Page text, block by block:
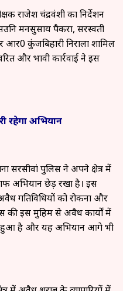
राजेश चंद्रवंशी का निर्देशन
मनसुसाय पैकरा, सरस्वती
कुंजबिहारी निराला शामिल
और प्रभावी कार्रवाई ने इस
रहेगा अभियान
सरसीवां पुलिस ने अपने क्षेत्र में
अभियान छेड़ रखा है। इस
गतिविधियों को रोकना और
की इस मुहिम से अवैध कार्यों में
हुआ है और यह अभियान आगे भी